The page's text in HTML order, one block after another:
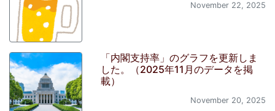
November 22, 2025
「内閣支持率」のグラフを更新しま
した。（2025年11月のデータを掲
載）
November 20, 2025